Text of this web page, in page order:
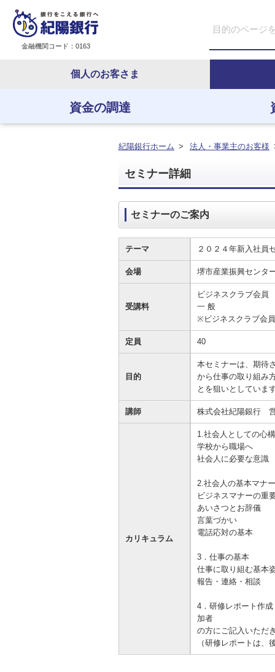
金融機関コード：0163
個人のお客さま
資金の調達
資金の調達
資金の調達
お客さまのさまざまな資金ニーズに応
じたご提案をさせていただきます。
資金の運用
資金の運用
資金の運用に必要な商品、定期預金、
投資信託などをご紹介します。
経営・事業支援
経営・事業支援
法人・事業主のお客さまへ情報のご提
供や課題解決のご支援をいたします。
ＥＢサービス
ＥＢサービス
その他各種サービスをご紹介します。
紀陽銀行ホーム > 法人・事業主のお客様
セミナー詳細
セミナーのご案内
テーマ ２０２４年新入社員
会場 堺市産業振興セン
受講料
ビジネスクラブ会
一 般 お一人
※ビジネスクラブ会
定員 40
目的
本セミナーは、期待
から仕事の取り組み
とを狙いとしていま
講師 株式会社紀陽銀行
カリキュラム
1.社会人としての心
学校から職
社会人に必要な意識
2.社会人の基本マナー
ビジネスマナーの
あいさつとお辞儀
言葉づ
電話応対の基本
3．仕事の基本
仕事に取り組む基
報告・連絡・相談
4．研修レポート作
加者
の方にご記入いただ
（研修レポートは